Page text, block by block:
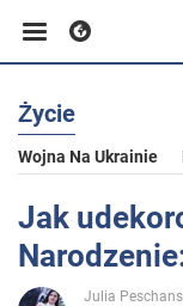
Biznes
Sport
Rozrywka
Życie
Wojna Na Ukrainie
Jak
Julia